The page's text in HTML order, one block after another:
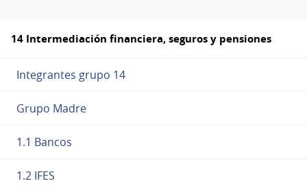
14 Intermediación financiera, seguros y pensiones
Integrantes grupo 14
Grupo Madre
1.1 Bancos
1.2 IFES